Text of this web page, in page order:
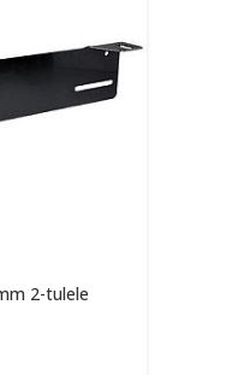
2-tulele